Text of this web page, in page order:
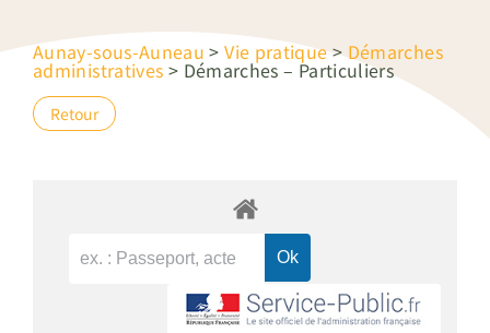
Aunay-sous-Auneau >Vie pratique>Démarches
administratives > Démarches – Particuliers
Retour